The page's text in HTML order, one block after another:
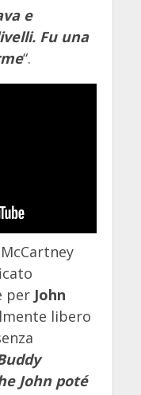
e
Fu una
“.
per John
libero
John poté